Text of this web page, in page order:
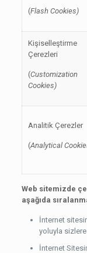
(Flash Cookies)
Kişiselleştirme
Çerezleri
(Customization
Cookies)
Analitik Çerezler
(Analytical
Web sitemizde
aşağıda
İnternet
yoluyla
İnternet